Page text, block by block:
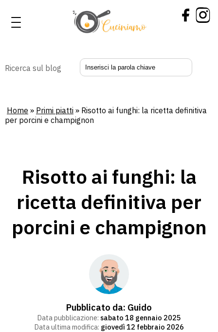
Ricerca sul blog
Home » Primi piatti » Risotto ai funghi: la ricetta definitiva
per porcini e champignon
Risotto ai funghi: la
ricetta definitiva per
porcini e champignon
Pubblicato da: Guido
Data pubblicazione: sabato 18 gennaio 2025
Data ultima modifica: giovedì 12 febbraio 2026